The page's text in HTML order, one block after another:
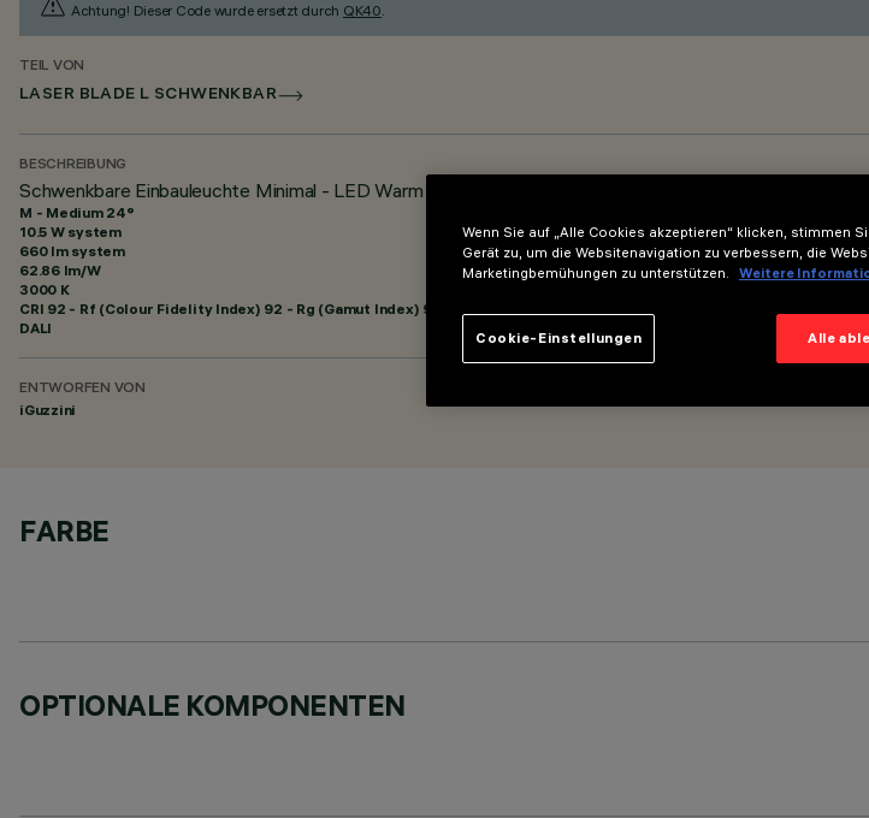
Achtung! Dieser Code wurde ersetzt durch QK40.
TEIL VON
LASER BLADE L SCHWENKBAR
BESCHREIBUNG
Schwenkbare Einbauleuchte Minimal - LED Warm White - Medium-Beam - DALI
M - Medium 24°
10.5 W system
660 lm system
62.86 lm/W
3000 K
CRI 92 - Rf (Colour Fidelity Index) 92 - Rg (Gamut Index) 99
DALI
ENTWORFEN VON
iGuzzini
FARBE
OPTIONALE KOMPONENTEN
Wenn Sie auf „Alle Cookies akzeptieren“ klicken, stimmen
Gerät zu, um die Websitenavigation zu verbessern, die
Marketingbemühungen zu unterstützen.
Weitere
Alle
Cookie-Einstellungen